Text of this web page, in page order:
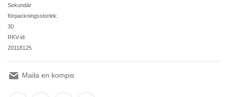
Sekundär
förpackningsstorlek:
30
RKV-id:
20118125
Maila en kompis